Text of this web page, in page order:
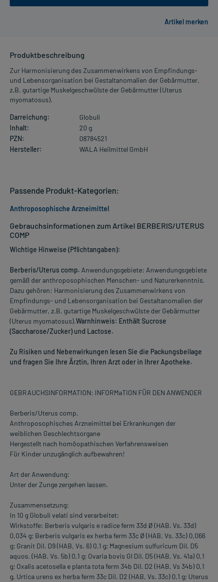
Produktbeschreibung
Zur Harmonisierung des Zusammenwirkens von Empfindungs-
und Lebensorganisation bei Gestaltanomalien der Gebärmutter,
z.B. gutartige Muskelgeschwülste der Gebärmutter (Uterus
myomatosus).
Darreichung:
Globuli
Inhalt:
20 g
PZN:
08784521
Hersteller:
WALA Heilmittel GmbH
Gebrauchsinformationen zum Artikel BERBERIS/UTERUS
COMP
Wichtige Hinweise (Pflichtangaben):
Berberis/Uterus comp. Anwendungsgebiete: Anwendungsgebiete
gemäß der anthroposophischen Menschen- und Naturerkenntnis.
Dazu gehören: Harmonisierung des Zusammenwirkens von
Empfindungs- und Lebensorganisation bei Gestaltanomalien der
Gebärmutter, z.B. gutartige Muskelgeschwülste der Gebärmutter
(Uterus myomatosus).Warnhinweis: Enthält Sucrose
(Saccharose/Zucker) und Lactose.
Zu Risiken und Nebenwirkungen lesen Sie die Packungsbeilage
und fragen Sie Ihre Ärztin, Ihren Arzt oder in Ihrer Apotheke.
GEBRAUCHSINFORMATION: INFORMaTION FÜR DEN ANWENDER
Berberis/Uterus comp.
Anthroposophisches Arzneimittel bei Erkrankungen der
weiblichen Geschlechtsorgane
Hergestellt nach homöopathischen Verfahrensweisen
Für Kinder unzugänglich aufbewahren!
Art der Anwendung:
Unter der Zunge zergehen lassen.
Zusammensetzung:
In 10 g Globuli velati sind verarbeitet:
Wirkstoffe: Berberis vulgaris e radice ferm 33d Ø (HAB. Vs. 33d)
0,034 g; Berberis vulgaris ex herba ferm 33c Ø (HAB, Vs. 33c) 0,066
g; Granit Dil. D9 (HAB, Vs. 6) 0,1 g; Magnesium sulfuricum Dil. D5
aquos. (HAB. Vs. 5b) 0,1 g; Ovaria bovis Gl Dil. D5 (HAB, Vs. 41a) 0,1
g; Oxalis acetosella e planta tota ferm 34b Dil. D2 (HAB, Vs 34b) 0,1
g, Urtica urens ex herba ferm 33c Dil. D2 (HAB, Vs. 33c) 0,1 g; Uterus
Passende Produkt-Kategorien:
Anthroposophische Arzneimittel